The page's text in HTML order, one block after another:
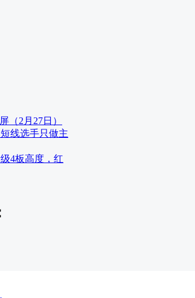
（2月27日）
线选手只做主
4板高度，红